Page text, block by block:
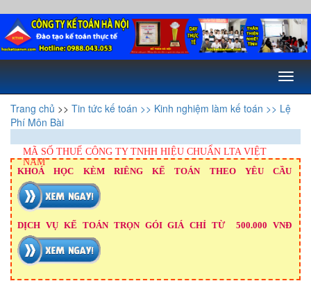
Toggle
Trang chủ >> Tin tức kế toán >> Kinh nghiệm làm kế toán >> Lệ
Phí Môn Bài
MÃ SỐ THUẾ CÔNG TY TNHH HIỆU CHUẨN LTA VIỆT
NAM
KHOÁ HỌC KÈM RIÊNG KẾ TOÁN THEO YÊU CẦU
DỊCH VỤ KẾ TOÁN TRỌN GÓI GIÁ CHỈ TỪ 500.000 VNĐ